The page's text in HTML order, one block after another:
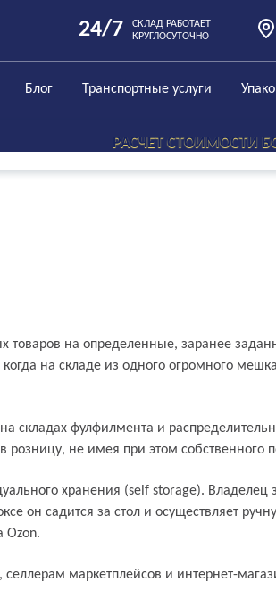
24/7
СКЛАД РАБОТАЕТ
КРУГЛОСУТОЧНО
Блог Транспортные услуги
РАСЧЕТ СТОИМОСТИ
товаров на определенные, заранее
на складе из одного огромного
складах фулфилмента и
розницу, не имея при этом
хранения (self storage). Владелец
он садится за стол и осуществляет
Ozon.
маркетплейсов и интернет-